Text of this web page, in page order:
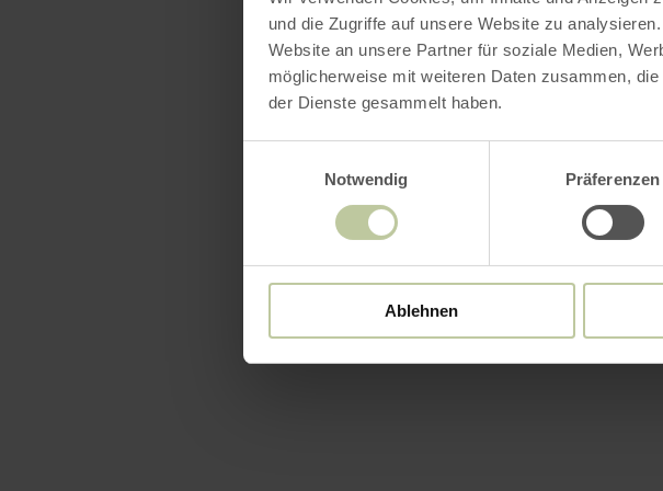
und die Zugriffe auf unsere Website zu
Website an unsere Partner für soziale Medien,
möglicherweise mit weiteren Daten zusammen,
der Dienste gesammelt haben.
Notwendig
Präferenzen
Ablehnen